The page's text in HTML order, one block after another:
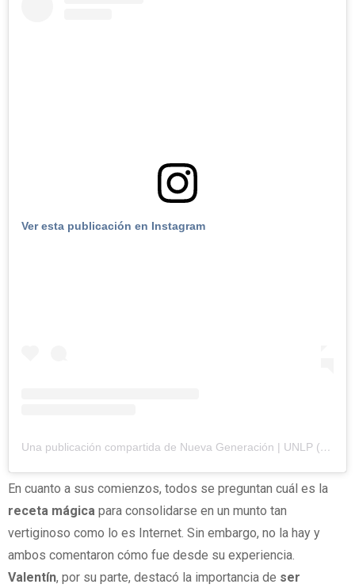
Ver esta publicación en Instagram
Una publicación compartida de Nueva Generación | UNLP (@nuevageneracion.perio)
En cuanto a sus comienzos, todos se preguntan cuál es la
receta mágica para consolidarse en un munto tan
vertiginoso como lo es Internet. Sin embargo, no la hay y
ambos comentaron cómo fue desde su experiencia.
Valentín, por su parte, destacó la importancia de ser